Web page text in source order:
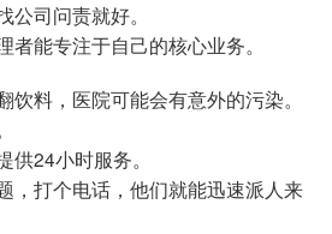
司问责就好。
能专注于自己的核心业务。
饮料，医院可能会有意外的污染。
24小时服务。
，打个电话，他们就能迅速派人来